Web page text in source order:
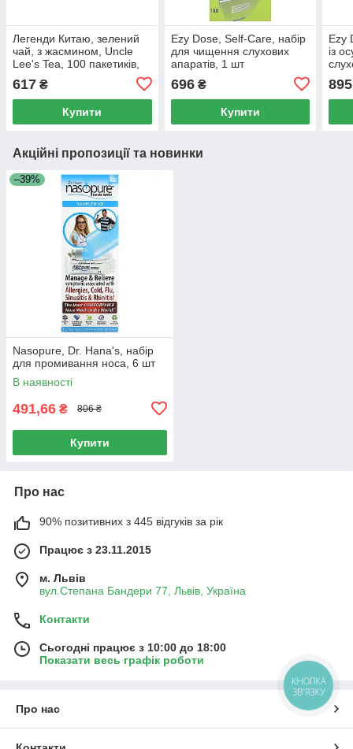
Легенди Китаю, зелений
чай, з жасмином, Uncle
Lee's Tea, 100 пакетиків,
617 ₴
Купити
Ezy Dose, Self-Care, набір
для чищення слухових
апаратів, 1 шт
696₴
Купити
Ezy
із
895
Акційні пропозиції та новинки
–39%
Nasopure, Dr. Hana's, набір
для промивання носа, 6 шт
В наявності
491,66 ₴ 806 ₴
Купити
Про нас
90% позитивних з 445 відгуків за рік
Працює з 23.11.2015
м. Львів
вул.Степана Бандери 77, Львів, Україна
Контакти
Сьогодні працює з 10:00 до 18:00
Показати весь графік роботи
Про нас
КНОПКА
ЗВ'ЯЗКУ